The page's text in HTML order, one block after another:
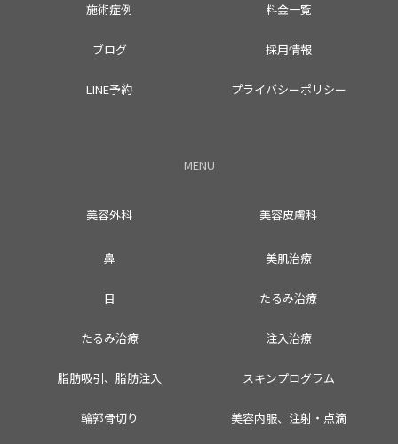
施術症例 料金一覧
ブログ 採用情報
LINE予約 プライバシーポリシー
MENU
美容外科
鼻
目
たるみ治療
脂肪吸引、脂肪注入
輪郭骨切り
美容皮膚科
美肌治療
たるみ治療
注入治療
スキンプログラム
美容内服、注射・点滴